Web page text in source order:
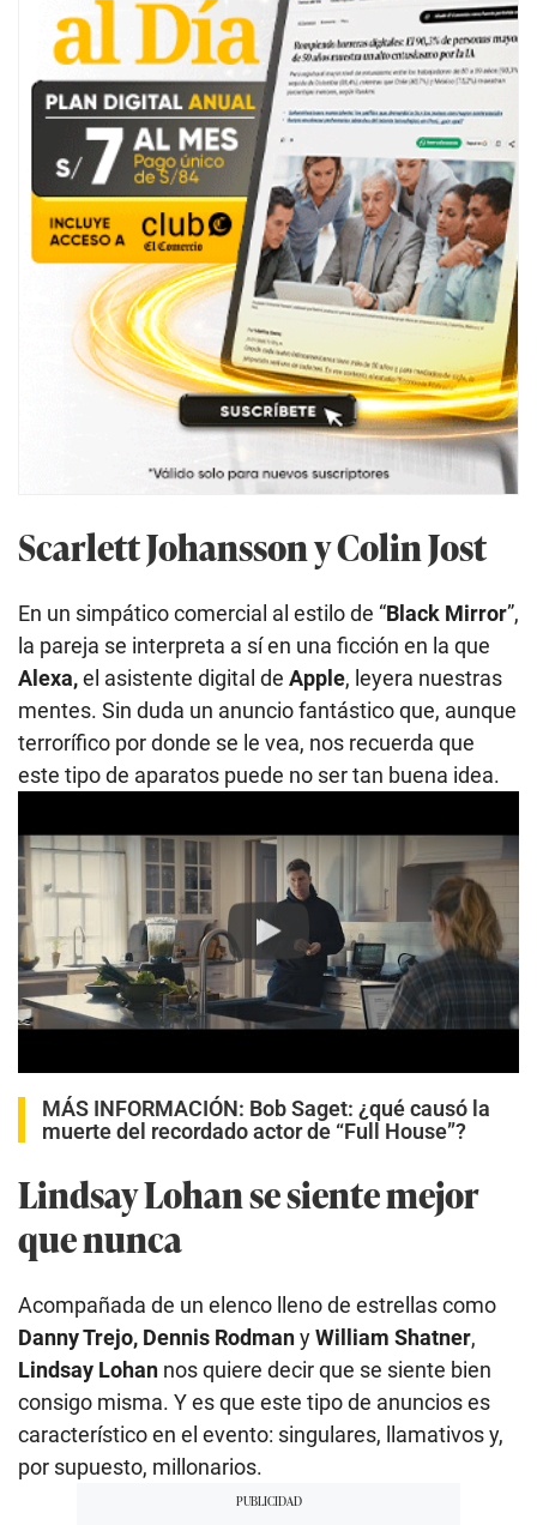
Scarlett Johansson y Colin Jost
En un simpático comercial al estilo de “Black Mirror”,
la pareja se interpreta a sí en una ficción en la que
Alexa,el asistente digital de Apple, leyera nuestras
mentes. Sin duda un anuncio fantástico que, aunque
terrorífico por donde se le vea, nos recuerda que
este tipo de aparatos puede no ser tan buena idea.
Play
MÁS INFORMACIÓN: Bob Saget: ¿qué causó la
muerte del recordado actor de “Full House”?
Lindsay Lohan se siente mejor
que nunca
Acompañada de un elenco lleno de estrellas como
Danny Trejo, Dennis RodmanyWilliam Shatner,
Lindsay Lohan nos quiere decir que se siente bien
consigo misma. Y es que este tipo de anuncios es
característico en el evento: singulares, llamativos y,
por supuesto, millonarios.